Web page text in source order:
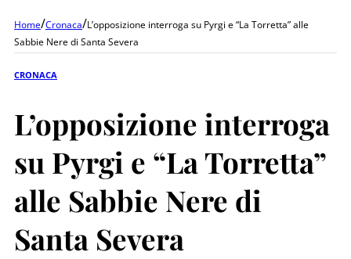
Home/Cronaca/L’opposizione interroga su Pyrgi e “La Torretta” alle
Sabbie Nere di Santa Severa
CRONACA
L’opposizione interroga
su Pyrgi e “La Torretta”
alle Sabbie Nere di
Santa Severa